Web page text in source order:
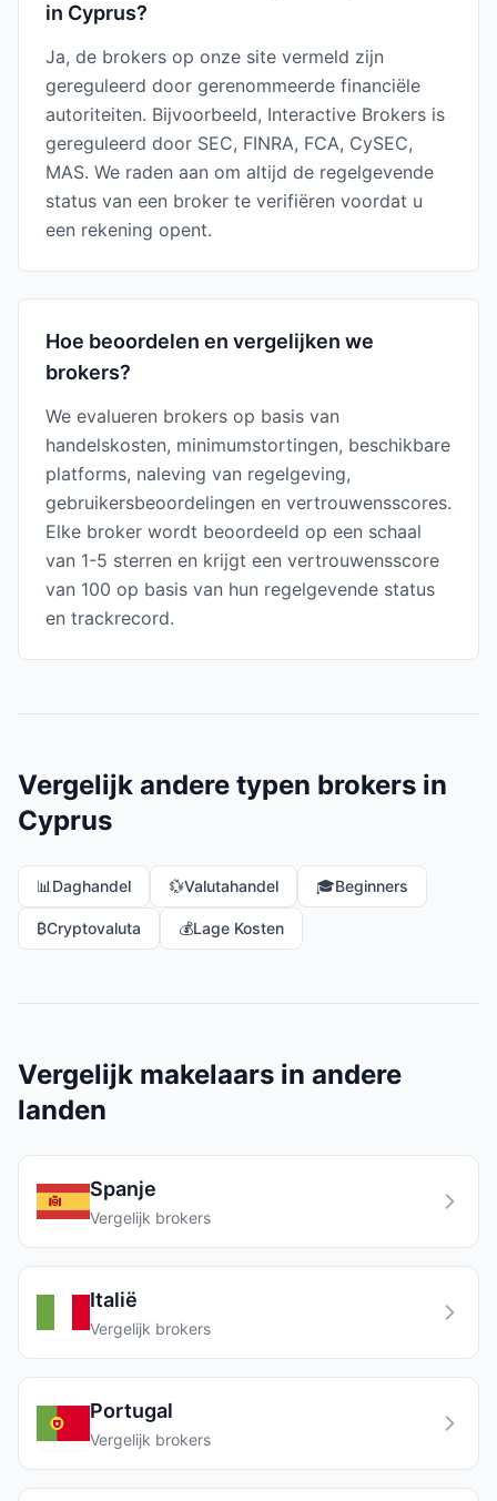
in Cyprus?
Ja, de brokers op onze site vermeld zijn
gereguleerd door gerenommeerde financiële
autoriteiten. Bijvoorbeeld, Interactive Brokers is
gereguleerd door SEC, FINRA, FCA, CySEC,
MAS. We raden aan om altijd de regelgevende
status van een broker te verifiëren voordat u
een rekening opent.
Hoe beoordelen en vergelijken we
brokers?
We evalueren brokers op basis van
handelskosten, minimumstortingen, beschikbare
platforms, naleving van regelgeving,
gebruikersbeoordelingen en vertrouwensscores.
Elke broker wordt beoordeeld op een schaal
van 1-5 sterren en krijgt een vertrouwensscore
van 100 op basis van hun regelgevende status
en trackrecord.
Vergelijk andere typen brokers in
Cyprus
📊 Daghandel 💱Valutahandel 🎓Beginners
₿Cryptovaluta 💰Lage Kosten
Vergelijk makelaars in andere
landen
Spanje
Vergelijk brokers
Italië
Vergelijk brokers
Portugal
Vergelijk brokers